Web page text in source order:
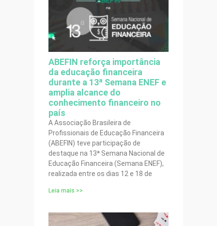
ABEFIN reforça importância
da educação financeira
durante a 13ª Semana ENEF e
amplia alcance do
conhecimento financeiro no
país
A Associação Brasileira de
Profissionais de Educação Financeira
(ABEFIN) teve participação de
destaque na 13ª Semana Nacional de
Educação Financeira (Semana ENEF),
realizada entre os dias 12 e 18 de
Leia mais >>